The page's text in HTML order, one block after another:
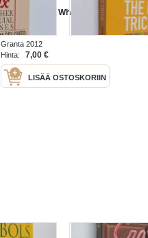
The ego trick : What does it mean
to be you
Granta 2012
Hinta:
7,00 €
LISÄÄ OSTOSKORIIN